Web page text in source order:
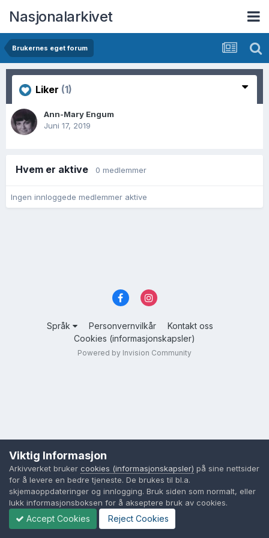
Nasjonalarkivet
Brukernes eget forum
Liker (1)
Ann-Mary Engum
Juni 17, 2019
Hvem er aktive 0 medlemmer
Ingen innloggede medlemmer aktive
Språk Personvernvilkår
Kontakt oss
Cookies (informasjonskapsler)
Powered by Invision Community
Viktig Informasjon
Arkivverket bruker cookies (informasjonskapsler) på sine nettsider
for å levere en bedre tjeneste. De brukes til bl.a.
skjemaoppdateringer og innlogging. Bruk siden som normalt, eller
lukk informasjonsboksen for å akseptere bruk av cookies.
Accept Cookies Reject Cookies